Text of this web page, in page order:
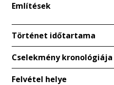
Említések
Történet időtartama
Cselekmény kronológiája
Felvétel helye